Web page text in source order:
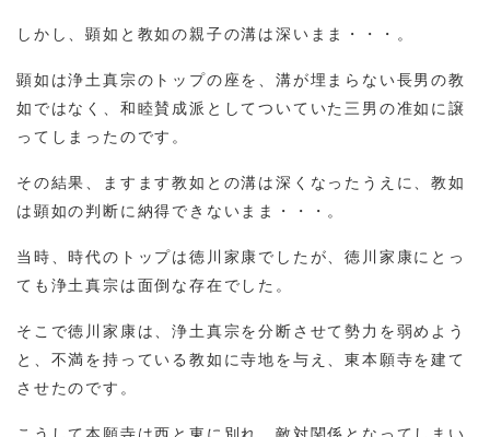
しかし、顕如と教如の親子の溝は深いまま・・・。
顕如は浄土真宗のトップの座を、溝が埋まらない長男の教
如ではなく、和睦賛成派としてついていた三男の准如に譲
ってしまったのです。
その結果、ますます教如との溝は深くなったうえに、教如
は顕如の判断に納得できないまま・・・。
当時、時代のトップは徳川家康でしたが、徳川家康にとっ
ても浄土真宗は面倒な存在でした。
そこで徳川家康は、浄土真宗を分断させて勢力を弱めよう
と、不満を持っている教如に寺地を与え、東本願寺を建て
させたのです。